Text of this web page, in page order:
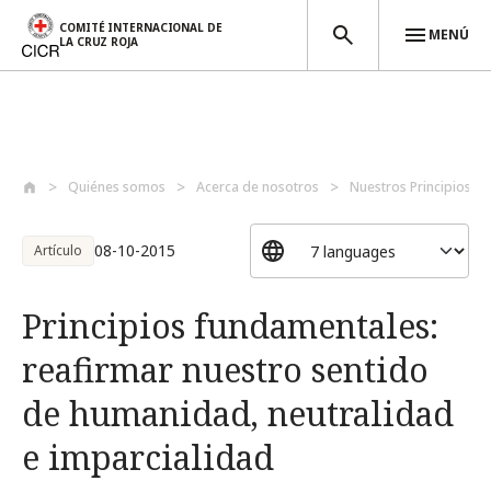
COMITÉ INTERNACIONAL DE
LA CRUZ ROJA
MENÚ
Quiénes somos Acerca de nosotros Nuestros Principios
Artículo 08-10-2015
Principios fundamentales:
reafirmar nuestro sentido
de humanidad, neutralidad
e imparcialidad